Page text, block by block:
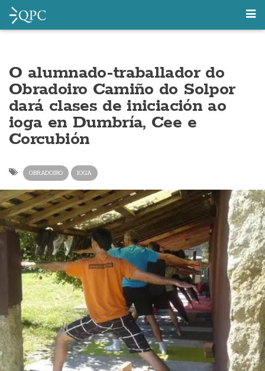
O alumnado-traballador do
Obradoiro Camiño do Solpor
dará clases de iniciación ao
ioga en Dumbría, Cee e
Corcubión
OBRADOIRO IOGA